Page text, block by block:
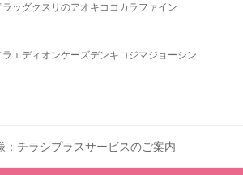
ラッグクスリのアオキ ココカラファイン
エディオンケーズデンキ コジマジョーシン
：チラシプラスサービスのご案内